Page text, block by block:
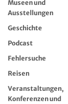
Museen und
Ausstellungen
Geschichte
Podcast
Fehlersuche
Reisen
Veranstaltungen,
Konferenzen und